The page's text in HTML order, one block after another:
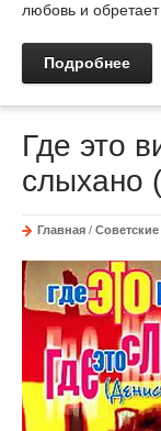
любовь и
Подробнее
Где это
слыхано
Главная /